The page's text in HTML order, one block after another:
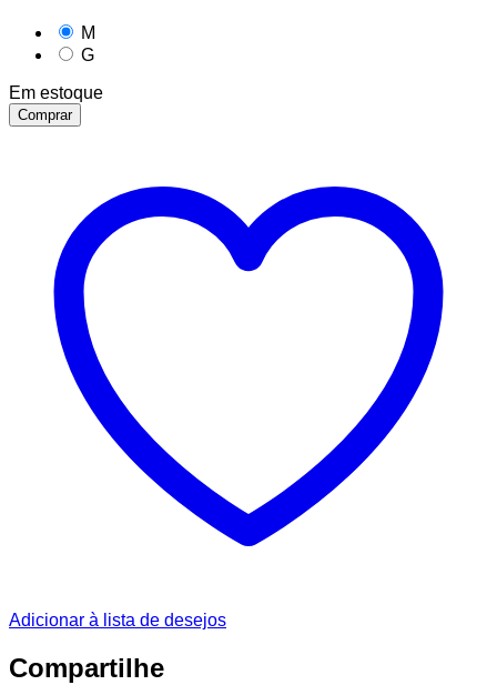
M
G
Em estoque
Comprar
Adicionar à lista de desejos
Compartilhe